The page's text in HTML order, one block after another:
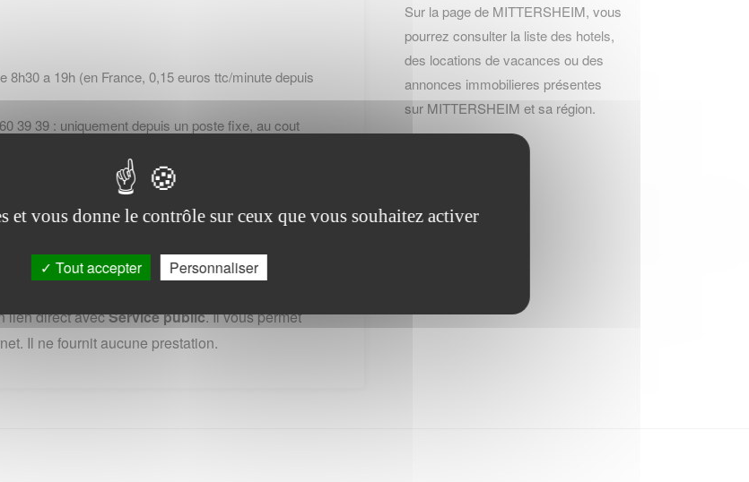
8h30 a 19h (en France, 0,15 euros ttc/minute depuis
39 39 : uniquement depuis un poste fixe, au cout
selon les pays et les operateurs.
--
appliqués.
lien direct avecService public. Il vous permet
Il ne fournit aucune prestation.
Sur la page de MITTERSHEIM, vous
pourrez consulter la liste des hotels,
des locations de vacances ou des
annonces immobilieres présentes
sur MITTERSHEIM et sa région.
et vous donne le contrôle sur ceux que vous souhaitez activer
Tout accepter Personnaliser